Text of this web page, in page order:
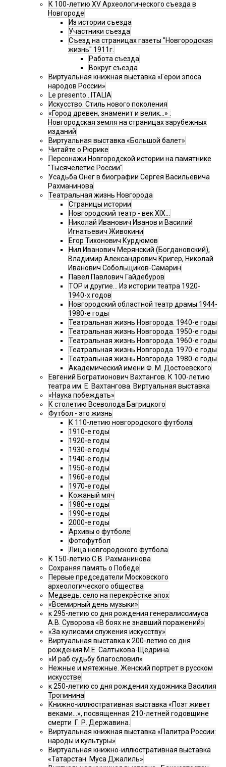
К 100-летию XV Археологического съезда в
Новгороде
Из истории съезда
Участники съезда
Cъезд на страницах газеты "Новгородская
жизнь" 1911г.
Работа съезда
Вокруг съезда
Виртуальная книжная выставка «Герои эпоса
народов России»
Le presento...ITALIA
Искусство. Стиль нового поколения
«Город древен, знаменит и велик…» :
Новгородская земля на страницах зарубежных
изданий
Виртуальная выставка «Большой балет»
Читайте о Рюрике
Персонажи Новгородской истории на памятнике
"Тысячелетие России"
Усадьба Онег в биографии Сергея Васильевича
Рахманинова
Театральная жизнь Новгорода
Страницы истории
Новгородский театр - век XIX…
Николай Иванович Иванов и Василий
Игнатьевич Живокини
Егор Тихонович Курдюмов
Нил Иванович Мерянский (Богдановский),
Владимир Александрович Кригер, Николай
Иванович Собольщиков-Самарин
Павел Павлович Гайдебуров
ТОР и другие… Из истории театра 1920-
1940-х годов
Новгородский областной театр драмы 1944-
1980-е годы
Театральная жизнь Новгорода. 1940-е годы
Театральная жизнь Новгорода. 1950-е годы
Театральная жизнь Новгорода. 1960-е годы
Театральная жизнь Новгорода. 1970-е годы
Театральная жизнь Новгорода. 1980-е годы
Академический имени Ф. М. Достоевского
Евгений Богратионович Вахтангов. К 100-летию
театра им. Е. Вахтангова. Виртуальная выставка
«Наука побеждать»
К столетию Всеволода Багрицкого
Футбол - это жизнь
К 110-летию новгородского футбола
1910-е годы
1920-е годы
1930-е годы
1940-е годы
1950-е годы
1960-е годы
1970-е годы
Кожаный мяч
1980-е годы
1990-е годы
2000-е годы
Архивы о футболе
Фотофутбол
Лица новгородского футбола
К 150-летию С.В. Рахманинова
Сохраняя память о Победе
Первые председатели Московского
археологического общества
Медведь: село на перекрёстке эпох
«Всемирный день музыки»
к 295-летию со дня рождения генералиссимуса
А.В. Суворова «В боях не знавший поражений»
«За кулисами служения искусству»
Виртуальная выставка к 200-летию со дня
рождения М.Е. Салтыкова-Щедрина
«И раб судьбу благословил»
Нежные и мятежные. Женский портрет в русском
искусстве
к 250-летию со дня рождения художника Василия
Тропинина
Книжно-иллюстративная выставка «Поэт живет
веками…», посвященная 210-летней годовщине
смерти Г. Р. Державина.
Виртуальная книжная выставка «Палитра России:
народы и культуры»
Виртуальная книжно-иллюстративная выставка
«Татарстан. Муса Джалиль»